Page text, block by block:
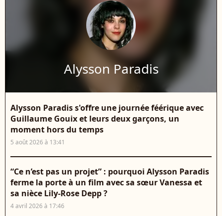
Alysson Paradis
Alysson Paradis s'offre une journée féérique avec
Guillaume Gouix et leurs deux garçons, un
moment hors du temps
5 août 2026 à 13:41
“Ce n’est pas un projet” : pourquoi Alysson Paradis
ferme la porte à un film avec sa sœur Vanessa et
sa nièce Lily-Rose Depp ?
4 avril 2026 à 17:46